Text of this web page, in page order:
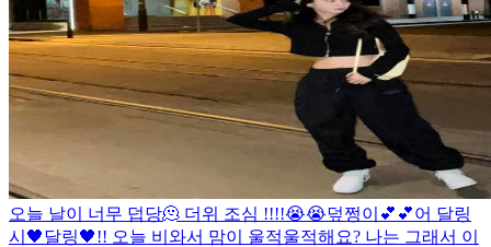
오늘 날이 너무 덥당🫠 더위 조심 !!!!😭😭덮쩡이💕💕어 달링
시🖤달링🖤!! 오늘 비와서 맘이 울적울적해요? 나는 그래서 이